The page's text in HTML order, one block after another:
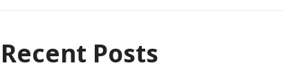
Recent Posts